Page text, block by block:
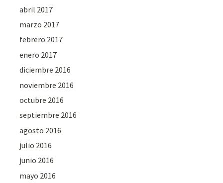
abril 2017
marzo 2017
febrero 2017
enero 2017
diciembre 2016
noviembre 2016
octubre 2016
septiembre 2016
agosto 2016
julio 2016
junio 2016
mayo 2016